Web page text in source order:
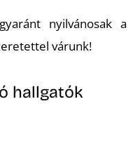
nyilvánosak a
várunk!
hallgatók